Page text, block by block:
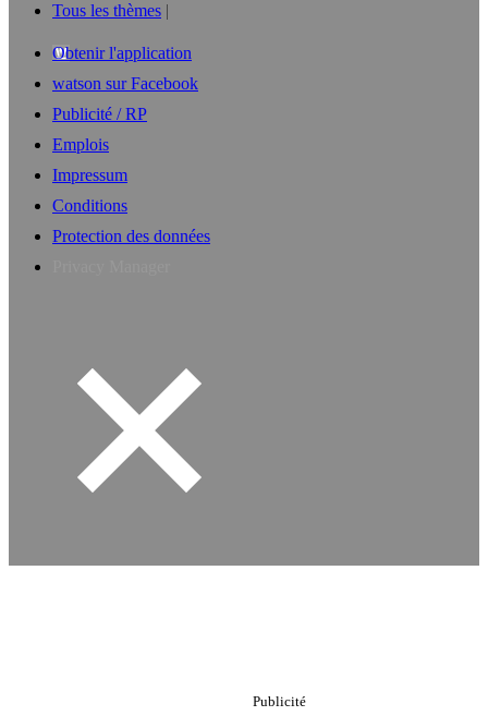
Tous les thèmes
Obtenir l'application
watson sur Facebook
Publicité / RP
Emplois
Impressum
Conditions
Protection des données